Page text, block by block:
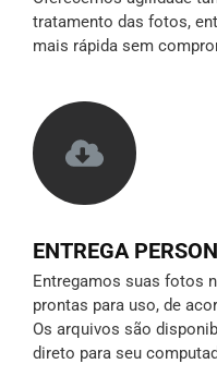
tratamento das fotos,
mais rápida sem
ENTREGA
Entregamos suas fotos
prontas para uso, de
Os arquivos são
direto para seu